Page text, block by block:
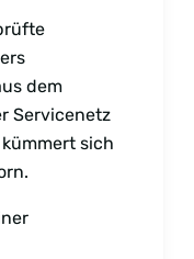
dem
Servicenetz
sich